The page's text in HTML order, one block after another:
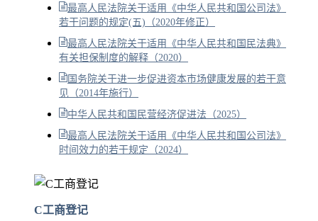
最高人民法院关于适用《中华人民共和国公司法》
若干问题的规定(五)（2020年修正）
最高人民法院关于适用《中华人民共和国民法典》
有关担保制度的解释（2020）
国务院关于进一步促进资本市场健康发展的若干意
见（2014年施行）
中华人民共和国民营经济促进法（2025）
最高人民法院关于适用《中华人民共和国公司法》
时间效力的若干规定（2024）
C工商登记